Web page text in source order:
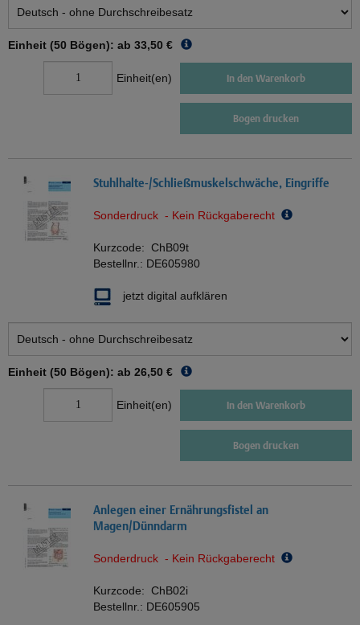
Einheit (50 Bögen): ab 33,50 €
Einheit(en) In den Warenkorb
Bogen drucken
Stuhlhalte-/Schließmuskelschwäche, Eingriffe
Sonderdruck - Kein Rückgaberecht
Kurzcode: ChB09t
Bestellnr.: DE605980
jetzt digital aufklären
Einheit (50 Bögen): ab 26,50 €
Einheit(en) In den Warenkorb
Bogen drucken
Anlegen einer Ernährungsfistel an
Magen/Dünndarm
Sonderdruck - Kein Rückgaberecht
Kurzcode: ChB02i
Bestellnr.: DE605905